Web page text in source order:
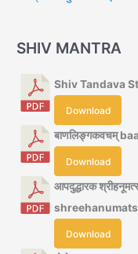
SHIV MANTRA
Shiv Tandava
Download
बाणलिङ्गकवचम्
Download
आपदुद्धारक
Download